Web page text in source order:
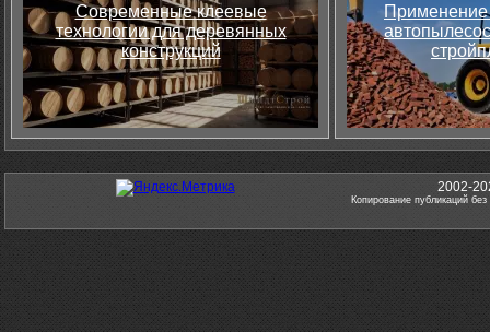
Современные клеевые
технологии для деревянных
конструкций
Применение
2002-
Копирование публикаций